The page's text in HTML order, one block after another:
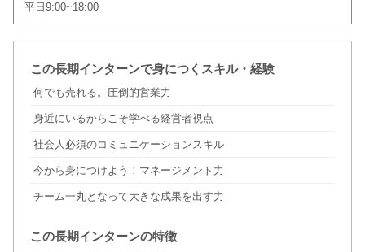
平日9:00~18:00
この長期インターンで身につくスキル・経験
何でも売れる。圧倒的営業力
身近にいるからこそ学べる経営者視点
社会人必須のコミュニケーションスキル
今から身につけよう！マネージメント力
チーム一丸となって大きな成果を出す力
この長期インターンの特徴